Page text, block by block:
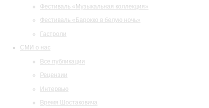
Фестиваль «Музыкальная коллекция»
Фестиваль «Барокко в белую ночь»
Гастроли
СМИ о нас
Все публикации
Рецензии
Интервью
Время Шостаковича